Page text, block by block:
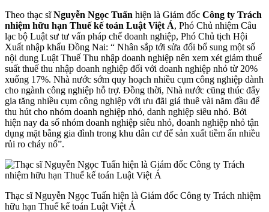
Theo thạc sĩNguyễn Ngọc Tuấn hiện là Giám đốc Công ty Trách
nhiệm hữu hạn Thuế kế toán Luật Việt Á, Phó Chủ nhiệm Câu
lạc bộ Luật sư tư vấn pháp chế doanh nghiệp, Phó Chủ tịch Hội
Xuất nhập khẩu Đồng Nai: “ Nhân sắp tới sửa đổi bổ sung một số
nội dung Luật Thuế Thu nhập doanh nghiệp nên xem xét giảm thuế
suất thuế thu nhập doanh nghiệp đối với doanh nghiệp nhỏ từ 20%
xuống 17%. Nhà nước sớm quy hoạch nhiều cụm công nghiệp dành
cho ngành công nghiệp hỗ trợ. Đồng thời, Nhà nước cũng thúc đẩy
gia tăng nhiều cụm công nghiệp với ưu đãi giá thuê vài năm đầu để
thu hút cho nhóm doanh nghiệp nhỏ, danh nghiệp siêu nhỏ. Bởi
hiện nay đa số nhóm doanh nghiệp siêu nhỏ, doanh nghiệp nhỏ tận
dụng mặt bằng gia đình trong khu dân cư để sản xuất tiềm ẩn nhiều
rủi ro cháy nổ”.
Thạc sĩ Nguyễn Ngọc Tuấn hiện là Giám đốc Công ty Trách nhiệm
hữu hạn Thuế kế toán Luật Việt Á